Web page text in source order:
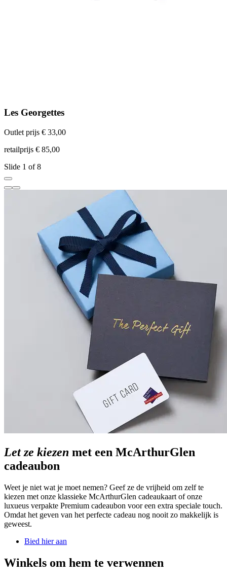
Les Georgettes
Outlet prijs € 33,00
retailprijs € 85,00
Slide 1 of 8
Let ze kiezen met een McArthurGlen
cadeaubon
Weet je niet wat je moet nemen? Geef ze de vrijheid om zelf te
kiezen met onze klassieke McArthurGlen cadeaukaart of onze
luxueus verpakte Premium cadeaubon voor een extra speciale touch.
Omdat het geven van het perfecte cadeau nog nooit zo makkelijk is
geweest.
Bied hier aan
Winkels om hem te verwennen